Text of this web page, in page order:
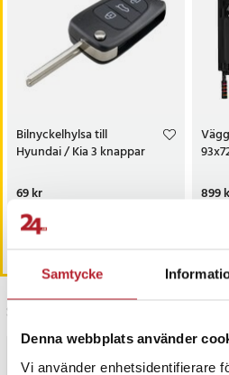
Samtycke
Denna webbplats använder
Vi använder enhetsidentifierare
Bilnyckelhylsa till
Hyundai / Kia 3 knappar
Pris:
69 kr
I lager, levereras inom 1-2 vardagar
Pris:
899
Senast besökta